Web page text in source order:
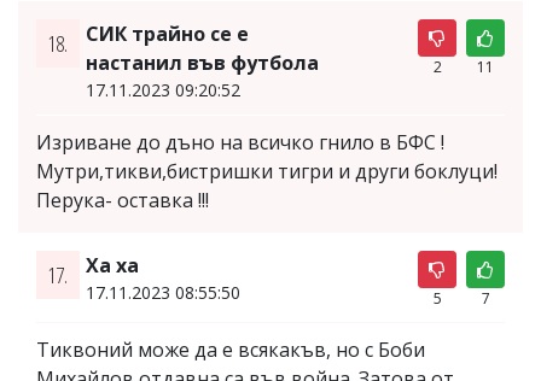
18.
СИК трайно се е
настанил във футбола
17.11.2023 09:20:52
2 11
Изриване до дъно на всичко гнило в БФС !
Мутри,тикви,бистришки тигри и други боклуци!
Перука- оставка !!!
17. Ха ха
17.11.2023 08:55:50 5 7
Тиквоний може да е всякакъв, но с Боби